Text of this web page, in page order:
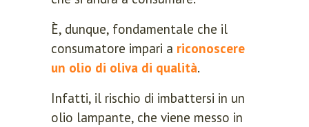
È, dunque, fondamentale che il
consumatore impari a riconoscere
un olio di oliva di qualità.
Infatti, il rischio di imbattersi in un
olio lampante, che viene messo in